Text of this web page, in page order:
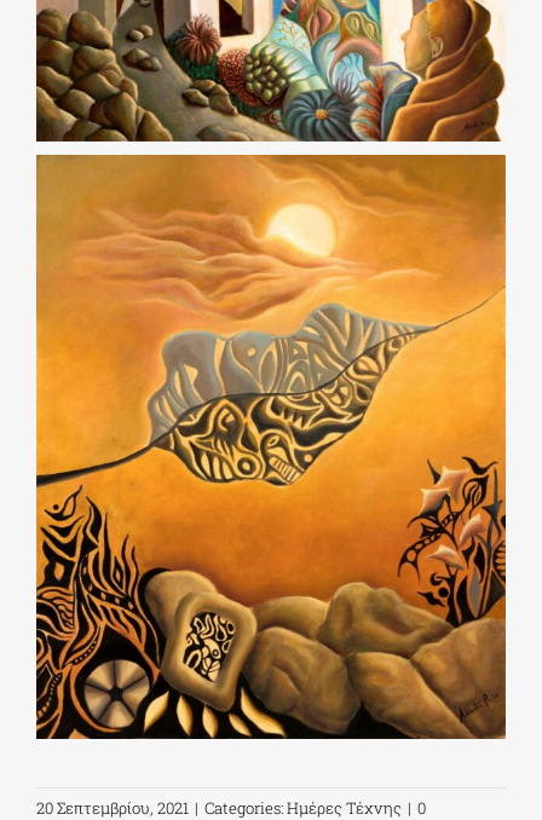
20 Σεπτεμβρίου, 2021 | Categories:Ημέρες Τέχνης | 0